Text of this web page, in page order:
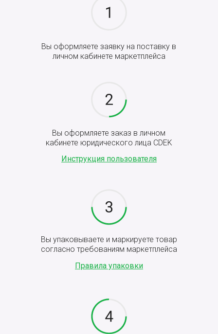
Вы оформляете заявку на поставку в
личном кабинете маркетплейса
Правила упаковки
Вы упаковываете и маркируете товар
согласно требованиям маркетплейса
Вы оформляете заказ в личном
кабинете юридического лица CDEK
Инструкция пользователя